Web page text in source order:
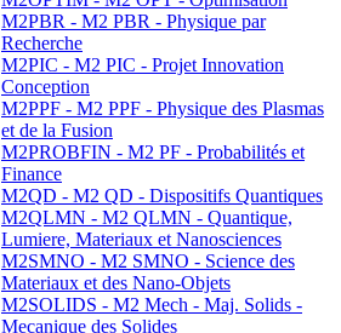
M2PBR - M2 PBR - Physique par
Recherche
M2PIC - M2 PIC - Projet Innovation
Conception
M2PPF - M2 PPF - Physique des Plasmas
et de la Fusion
M2PROBFIN - M2 PF - Probabilités et
Finance
M2QD - M2 QD - Dispositifs Quantiques
M2QLMN - M2 QLMN - Quantique,
Lumiere, Materiaux et Nanosciences
M2SMNO - M2 SMNO - Science des
Materiaux et des Nano-Objets
M2SOLIDS - M2 Mech - Maj. Solids -
Mecanique des Solides